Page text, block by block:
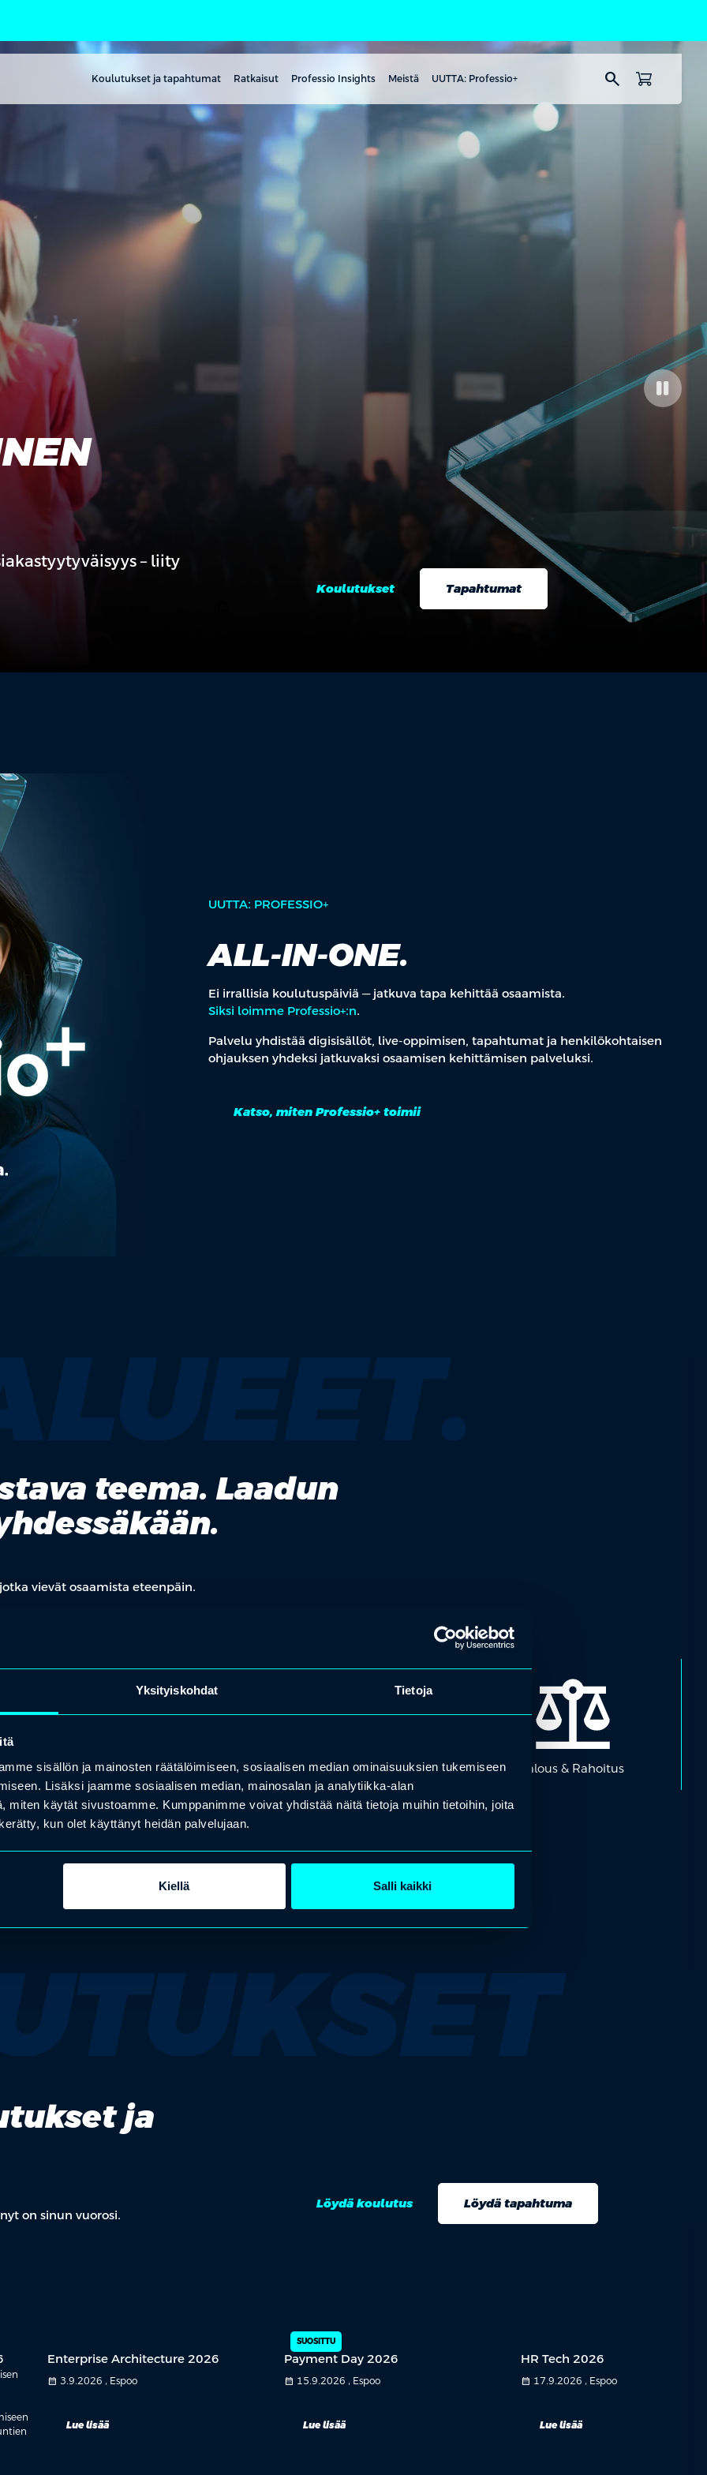
Yksityiskohdat Tietoja
sisällön ja mainosten räätälöimiseen, sosiaalisen median ominaisuuksien tukemiseen
Lisäksi jaamme sosiaalisen median, mainosalan ja analytiikka-alan
miten käytät sivustoamme. Kumppanimme voivat yhdistää näitä tietoja muihin tietoihin, joita
kun olet käyttänyt heidän palvelujaan.
Kiellä Salli kaikki
Koulutukset ja tapahtumat Ratkaisut Professio Insights Meistä UUTTA: Professio+ search
– liity
Koulutukset Tapahtumat
UUTTA: PROFESSIO+
ALL-IN-ONE.
Ei irrallisia koulutuspäiviä — jatkuva tapa kehittää osaamista.
Siksi loimme Professio+:n.
Palvelu yhdistää digisisällöt, live-oppimisen, tapahtumat ja henkilökohtaisen
ohjauksen yhdeksi jatkuvaksi osaamisen kehittämisen palveluksi.
Katso, miten Professio+ toimii
teema. Laadun
vievät osaamista eteenpäin.
HR ICT Talous & Rahoitus
arrow_back arrow_forward
ja
on sinun vuorosi.
Löydä koulutus Löydä tapahtuma
Enterprise Architecture 2026
calendar_month 3.9.2026 , Espoo
Lue lisää
SUOSITTU
Payment Day 2026
calendar_month 15.9.2026 , Espoo
Lue lisää
HR Tech 2026
calendar_month 17.9.2026 , Espoo
Lue lisää